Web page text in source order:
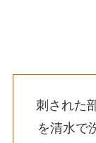
刺された
を清水で